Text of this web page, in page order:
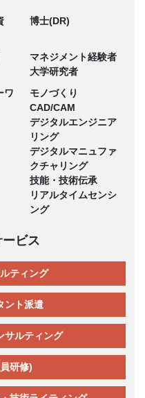
博士(DR)
マネジメント経験者
大学研究者
ワ
モノづくり
CAD/CAM
デジタルエンジニア
リング
デジタルマニュファ
クチャリング
技能・技術伝承
リアルタイムセンシ
ング
ビス
ティング
ント派遣
サルティング
研修)